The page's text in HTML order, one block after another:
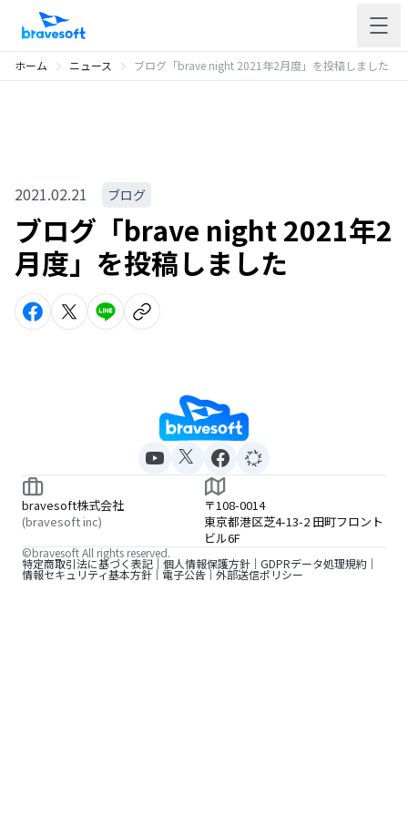
ホーム ニュース ブログ「brave night 2021年2月度」を投稿しました
2021.02.21 ブログ
ブログ「brave night 2021年2
月度」を投稿しました
bravesoft株式会社
(bravesoft inc)
〒108-0014
東京都港区芝4-13-2 田町フロント
ビル6F
特定商取引法に基づく表記 個人情報保護方針 GDPRデータ処理規約
情報セキュリティ基本方針 電子公告 外部送信ポリシー
©bravesoft All rights reserved.